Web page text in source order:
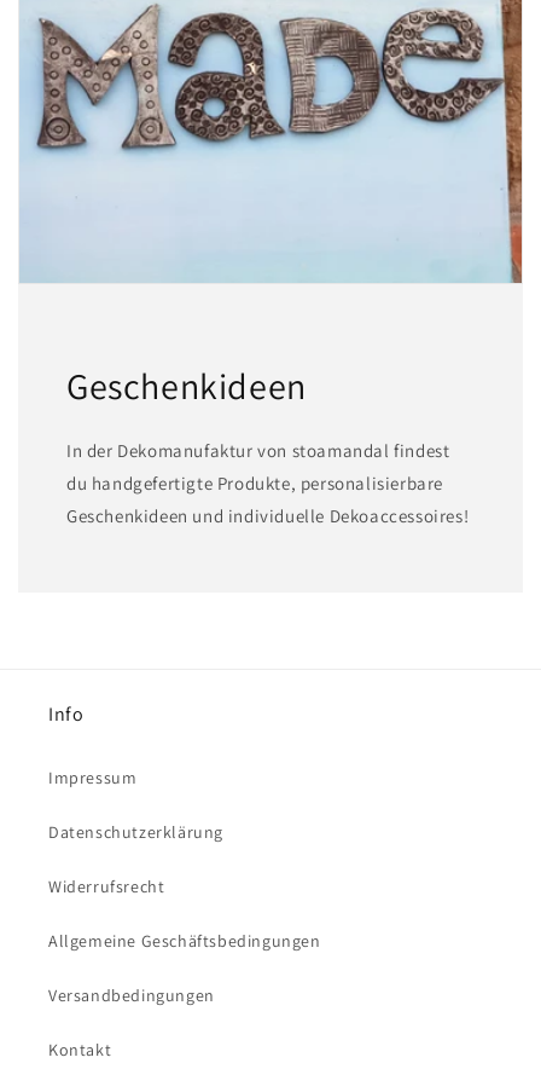
Geschenkideen
In der Dekomanufaktur von stoamandal findest
du handgefertigte Produkte, personalisierbare
Geschenkideen und individuelle Dekoaccessoires!
Info
Impressum
Datenschutzerklärung
Widerrufsrecht
Allgemeine Geschäftsbedingungen
Versandbedingungen
Kontakt